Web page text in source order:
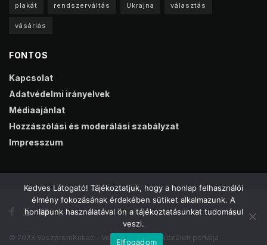
plakát rendszerváltás Ukrajna választás
vásárlás
FONTOS
Kapcsolat
Adatvédelmi irányelvek
Médiaajánlat
Hozzászólási és moderálási szabályzat
Impresszum
© 2023 VeszprémKukac - Veszprém online közéleti portálja
Kedves Látogató! Tájékoztatjuk, hogy a honlap felhasználói
élmény fokozásának érdekében sütiket alkalmazunk. A
honlapunk használatával ön a tájékoztatásunkat tudomásul
veszi.
Elfogadom